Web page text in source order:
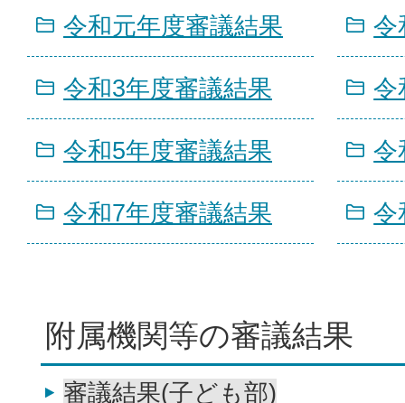
令和元年度審議結果 令
令和3年度審議結果 令
令和5年度審議結果 令
令和7年度審議結果 令
附属機関等の審議結果
審議結果(子ども部)